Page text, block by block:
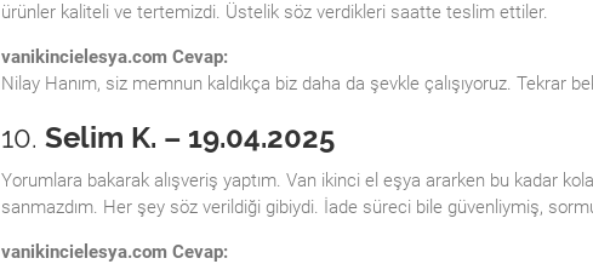
ürünler kaliteli ve tertemizdi. Üstelik söz verdikleri saatte teslim ettiler.
vanikincielesya.com Cevap:
Nilay Hanım, siz memnun kaldıkça biz daha da şevkle çalışıyoruz. Tekrar
10. Selim K. – 19.04.2025
Yorumlara bakarak alışveriş yaptım. Van ikinci el eşya ararken bu kadar
sanmazdım. Her şey söz verildiği gibiydi. İade süreci bile güvenliymiş,
vanikincielesya.com Cevap: